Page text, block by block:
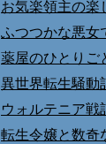
お気楽領主の楽
ふつつかな悪女
薬屋のひとりご
異世界転生騒動
ウォルテニア戦
転生令嬢と数奇